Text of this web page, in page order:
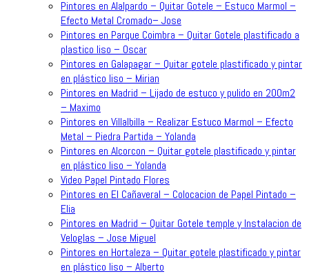
Pintores en Alalpardo – Quitar Gotele – Estuco Marmol –
Efecto Metal Cromado– Jose
Pintores en Parque Coimbra – Quitar Gotele plastificado a
plastico liso – Oscar
Pintores en Galapagar – Quitar gotele plastificado y pintar
en plástico liso – Mirian
Pintores en Madrid – Lijado de estuco y pulido en 200m2
– Maximo
Pintores en Villalbilla – Realizar Estuco Marmol – Efecto
Metal – Piedra Partida – Yolanda
Pintores en Alcorcon – Quitar gotele plastificado y pintar
en plástico liso – Yolanda
Video Papel Pintado Flores
Pintores en El Cañaveral – Colocacion de Papel Pintado –
Elia
Pintores en Madrid – Quitar Gotele temple y Instalacion de
Veloglas – Jose Miguel
Pintores en Hortaleza – Quitar gotele plastificado y pintar
en plástico liso – Alberto